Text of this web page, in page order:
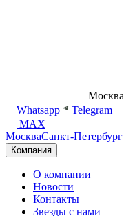
Москва
Whatsapp
Telegram
MAX
МоскваСанкт-Петербург
Компания
О компании
Новости
Контакты
Звезды с нами